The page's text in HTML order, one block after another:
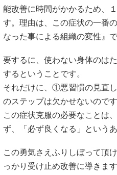
能改善に時間がかかるため、
す。理由は、この症状の一番
なった事による組織の変性』
要するに、使わない身体のは
するということです。
それだけに、①悪習慣の見直
のステップは欠かせないのです
この症状克服の必要なことは
ず、「必ず良くなる」という
この勇気さえふりしぼって頂
っかり受け止め改善に導きます